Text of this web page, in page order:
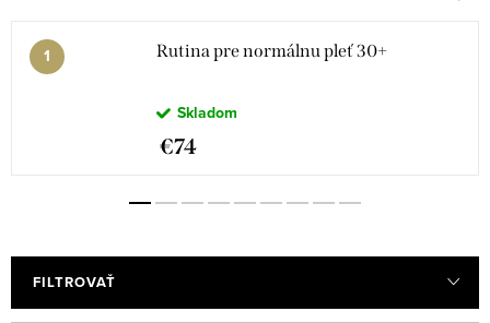
Rutina pre normálnu pleť 30+
Skladom
€74
FILTROVAŤ